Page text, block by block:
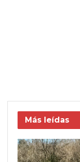
Más leídas